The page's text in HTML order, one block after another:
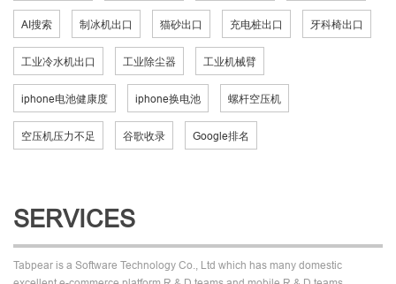
AI搜索 制冰机出口 猫砂出口 充电桩出口 牙科椅出口
工业冷水机出口 工业除尘器 工业机械臂
iphone电池健康度 iphone换电池 螺杆空压机
空压机压力不足 谷歌收录 Google排名
SERVICES
Tabpear is a Software Technology Co., Ltd which has many domestic